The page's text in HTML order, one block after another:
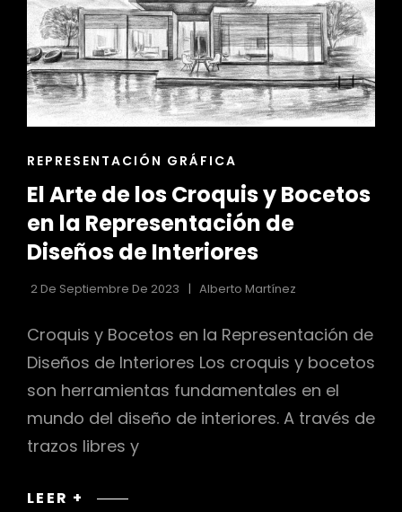
ENLACES
LAS
CATEGORÍAS
REPRESENTACIÓN GRÁFICA
El Arte de los Croquis y Bocetos
en la Representación de
Diseños de Interiores
2 De Septiembre De 2023 Alberto Martínez
Croquis y Bocetos en la Representación de
Diseños de Interiores Los croquis y bocetos
son herramientas fundamentales en el
mundo del diseño de interiores. A través de
trazos libres y
LEER +
EL